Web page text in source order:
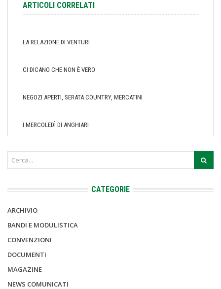
ARTICOLI CORRELATI
LA RELAZIONE DI VENTURI
CI DICANO CHE NON È VERO
NEGOZI APERTI, SERATA COUNTRY, MERCATINI
I MERCOLEDÌ DI ANGHIARI
CATEGORIE
ARCHIVIO
BANDI E MODULISTICA
CONVENZIONI
DOCUMENTI
MAGAZINE
NEWS COMUNICATI